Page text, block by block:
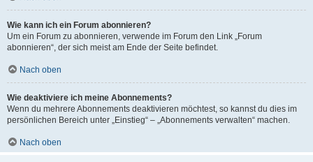
Wie kann ich ein Forum abonnieren?
Um ein Forum zu abonnieren, verwende im Forum den Link „Forum
abonnieren“, der sich meist am Ende der Seite befindet.
Nach oben
Wie deaktiviere ich meine Abonnements?
Wenn du mehrere Abonnements deaktivieren möchtest, so kannst du dies im
persönlichen Bereich unter „Einstieg“ – „Abonnements verwalten“ machen.
Nach oben